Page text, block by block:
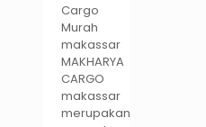
Cargo
Murah
makassar
MAKHARYA
CARGO
makassar
merupakan